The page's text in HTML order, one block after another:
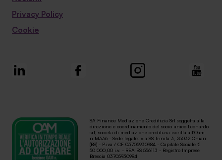
Privacy Policy
Cookie
SA Finance Mediazione Creditizia Srl soggetta alla
direzione e coordinamento del socio unico Leonardo
srl, società di mediazione creditizia iscritta all'Oam
n.M336 - Sede legale: via SS Trinità 3, 25032 Chiari
(BS) - P.iva / CF 03705930984 - Capitale Sociale €
50.000,00 i.v. - REA BS 556113 - Registro Imprese
Brescia 03705930984